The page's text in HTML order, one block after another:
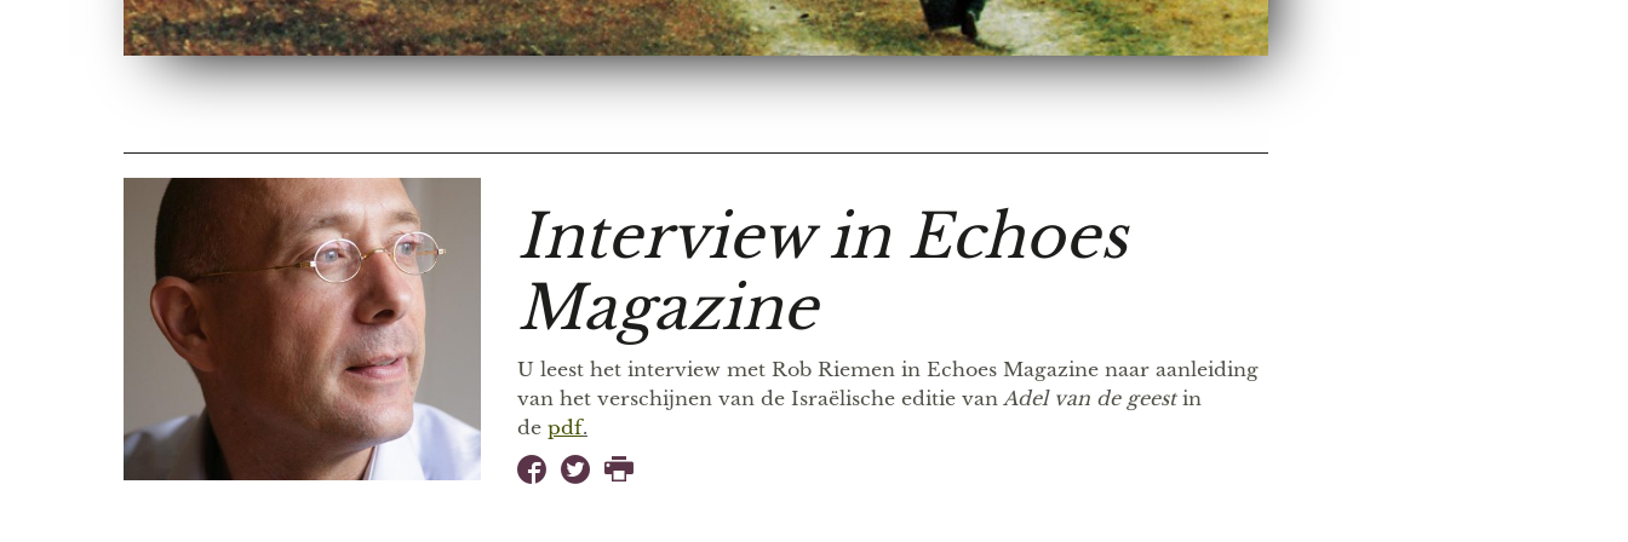
Interview in Echoes
Magazine
U leest het interview met Rob Riemen in Echoes Magazine naar aanleiding
van het verschijnen van de Israëlische editie van Adel van de geestin
de pdf.